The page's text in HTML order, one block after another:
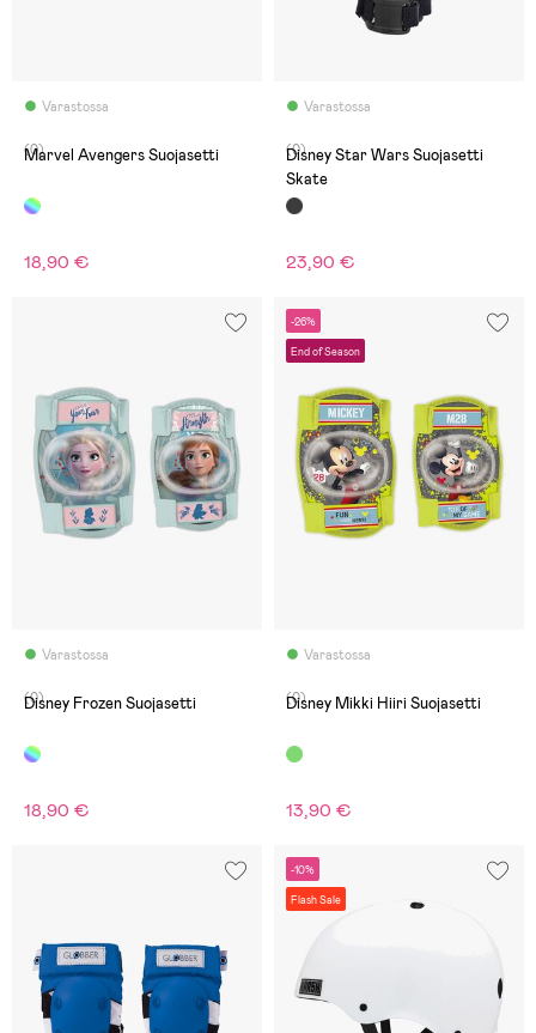
Varastossa
(0)
Marvel Avengers Suojasetti
18,90 €
Varastossa
(0)
Disney Star Wars Suojasetti
Skate
23,90 €
Varastossa
(0)
Disney Frozen Suojasetti
18,90 €
-26%
End of Season
Varastossa
(0)
Disney Mikki Hiiri Suojasetti
13,90 €
-10%
Flash Sale